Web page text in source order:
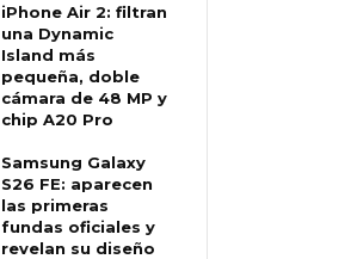
iPhone Air 2: filtran
una Dynamic
Island más
pequeña, doble
cámara de 48 MP y
chip A20 Pro
Samsung Galaxy
S26 FE: aparecen
las primeras
fundas oficiales y
revelan su diseño